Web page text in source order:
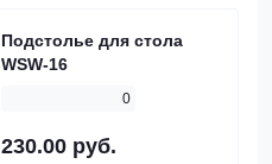
Подстолье для стола
WSW-16
0
230.00 руб.